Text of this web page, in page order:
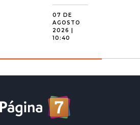
07 DE
AGOSTO
2026 |
10:40